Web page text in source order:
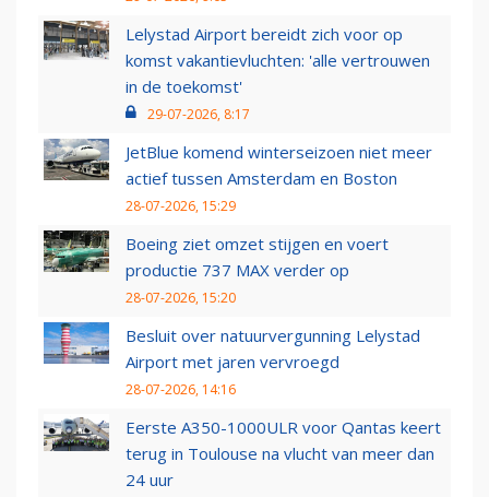
Lelystad Airport bereidt zich voor op
komst vakantievluchten: 'alle vertrouwen
in de toekomst'
29-07-2026, 8:17
JetBlue komend winterseizoen niet meer
actief tussen Amsterdam en Boston
28-07-2026, 15:29
Boeing ziet omzet stijgen en voert
productie 737 MAX verder op
28-07-2026, 15:20
Besluit over natuurvergunning Lelystad
Airport met jaren vervroegd
28-07-2026, 14:16
Eerste A350-1000ULR voor Qantas keert
terug in Toulouse na vlucht van meer dan
24 uur